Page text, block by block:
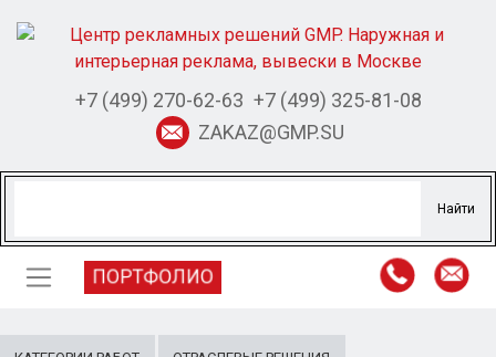
+7 (499) 270-62-63 +7 (499) 325-81-08
ZAKAZ@GMP.SU
ПОРТФОЛИО